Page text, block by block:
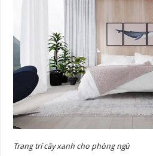
Trang trí cây xanh cho phòng ngủ